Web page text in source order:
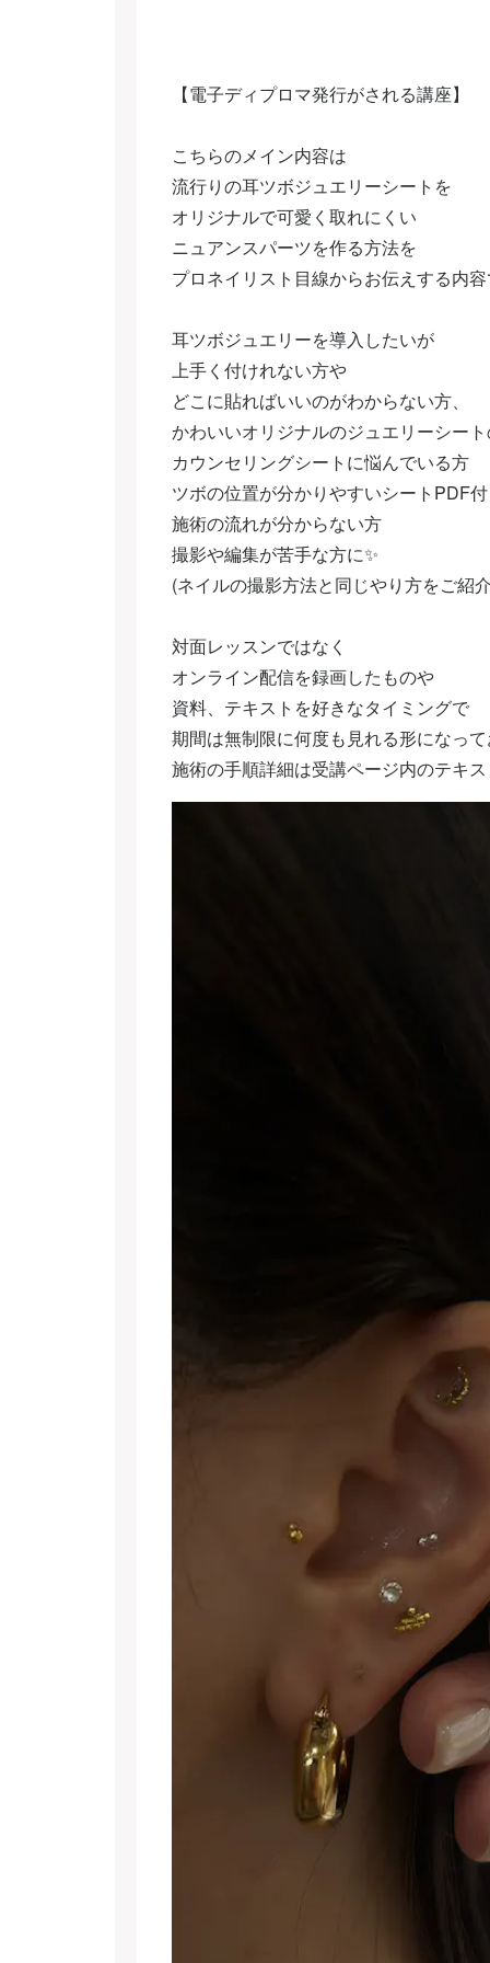
【電子ディプロマ発行がされる講座】
こちらのメイン内容は
流行りの耳ツボジュエリーシートを
オリジナルで可愛く取れにくい
ニュアンスパーツを作る方法を
プロネイリスト目線からお伝えする内
耳ツボジュエリーを導入したいが
上手く付けれない方や
どこに貼ればいいのがわからない方、
かわいいオリジナルのジュエリーシー
カウンセリングシートに悩んでいる方
ツボの位置が分かりやすいシートPDF
施術の流れが分からない方
撮影や編集が苦手な方に✨
(ネイルの撮影方法と同じやり方をご紹
対面レッスンではなく
オンライン配信を録画したものや
資料、テキストを好きなタイミングで
期間は無制限に何度も見れる形になっ
施術の手順詳細は受講ページ内のテキ